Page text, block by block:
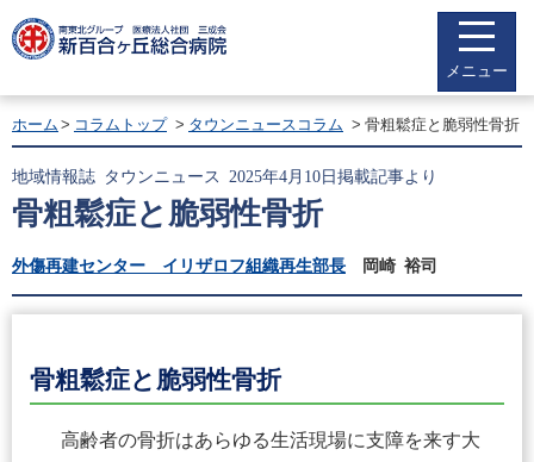
メニュー
ホーム コラムトップ タウンニュースコラム 骨粗鬆症と脆弱性骨折
地域情報誌 タウンニュース 2025年4月10日掲載記事より
骨粗鬆症と脆弱性骨折
外傷再建センター イリザロフ組織再生部長 岡崎 裕司
骨粗鬆症と脆弱性骨折
高齢者の骨折はあらゆる生活現場に支障を来す大